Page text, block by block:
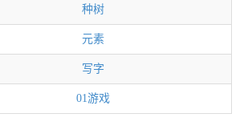
种树
元素
写字
01游戏